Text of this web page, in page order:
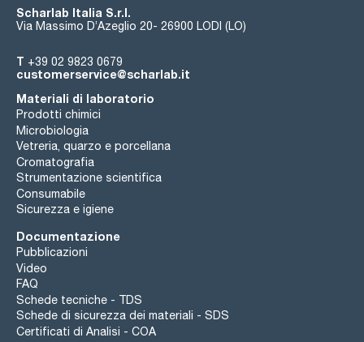
Scharlab Italia S.r.l.
Via Massimo D’Azeglio 20- 26900 LODI (LO)
T +39 02 9823 0679
customerservice@scharlab.it
Materiali di laboratorio
Prodotti chimici
Microbiologia
Vetreria, quarzo e porcellana
Cromatografia
Strumentazione scientifica
Consumabile
Sicurezza e igiene
Documentazione
Pubblicazioni
Video
FAQ
Schede tecniche - TDS
Schede di sicurezza dei materiali - SDS
Certificati di Analisi - COA